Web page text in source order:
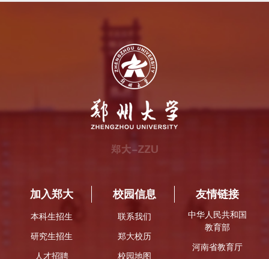
加入郑大
本科生招生
研究生招生
人才招聘
校园信息
联系我们
郑大校历
校园地图
友情链接
中华人民共和国
教育部
河南省教育厅